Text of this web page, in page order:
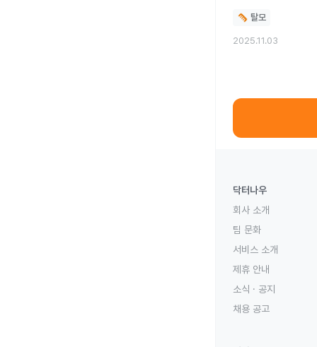
탈모
2025.11.03
닥터나우
회사 소개
팀 문화
서비스 소개
제휴 안내
소식 · 공지
채용 공고